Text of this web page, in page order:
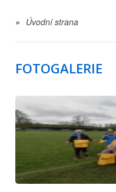
» Úvodní strana
FOTOGALERIE